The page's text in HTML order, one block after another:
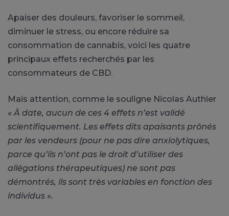
Apaiser des douleurs, favoriser le sommeil,
diminuer le stress, ou encore réduire sa
consommation de cannabis, voici les quatre
principaux effets recherchés par les
consommateurs de CBD.
Mais attention, comme le souligne Nicolas Authier
« À date, aucun de ces 4 effets n’est validé
scientifiquement. Les effets dits apaisants prônés
par les vendeurs (pour ne pas dire anxiolytiques,
parce qu’ils n’ont pas le droit d’utiliser des
allégations thérapeutiques) ne sont pas
démontrés, ils sont très variables en fonction des
individus ».